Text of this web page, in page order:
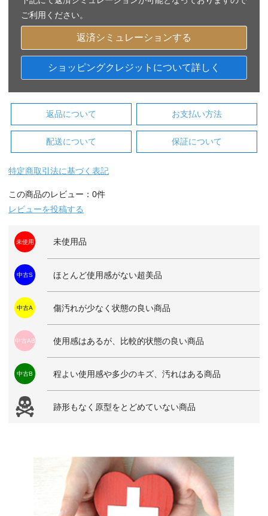
ご利用ください。
返済シミュレーションする
ショッピングクレジットについて詳しく
返品について お支払い方法
配送について 保証について
特定商取引法に基づく表記
この商品のレビュー：0件
レビューを投稿する
未使用 未使用品
中古S ほとんど使用感がない超美品
中古A 傷汚れが少なく状態の良い商品
中古AB 使用感はあるが、比較的状態の良い商品
中古B 程よい使用感や多少のキズ、汚れはある商品
跡形もなく原型をとどめていない商品